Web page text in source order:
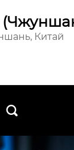
Китай
